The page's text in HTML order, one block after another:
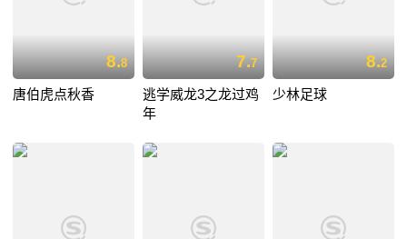
8.8
唐伯虎点秋香
7.7
逃学威龙3之龙过鸡
年
8.2
少林足球